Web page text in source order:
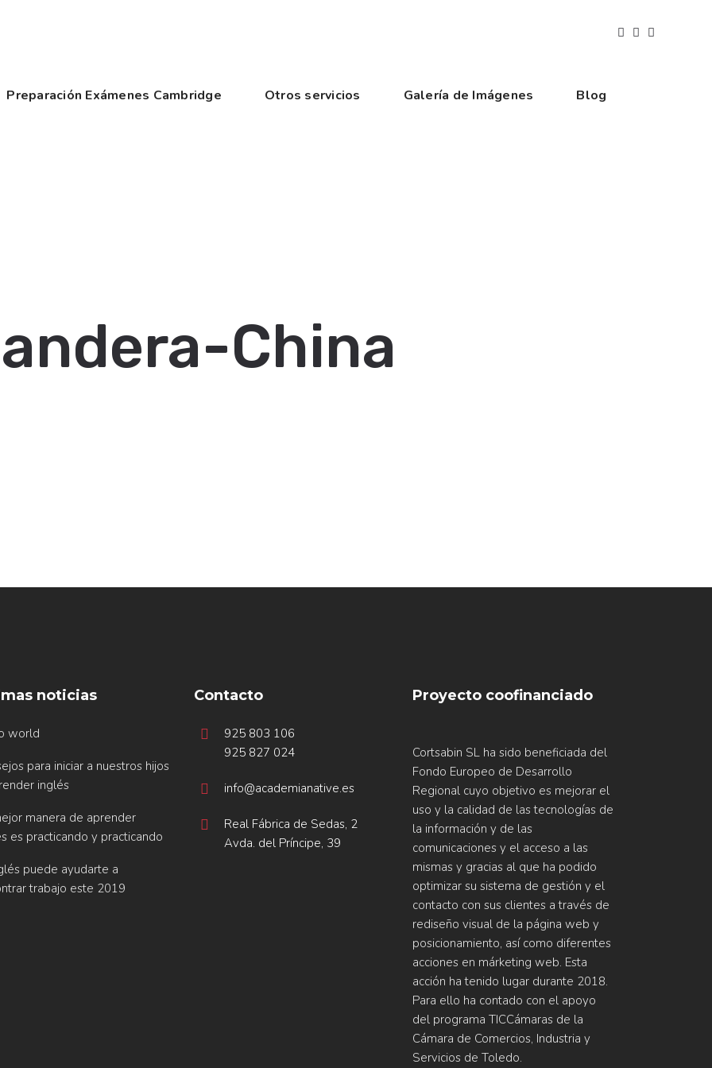
Preparación Exámenes Cambridge Otros servicios Galería de Imágenes Blog
China
noticias
world
para iniciar a nuestros hijos
inglés
manera de aprender
es practicando y practicando
puede ayudarte a
trabajo este 2019
Contacto
925 803 106
925 827 024
info@academianative.es
Real Fábrica de Sedas, 2
Avda. del Príncipe, 39
Proyecto coofinanciado
Cortsabin SL ha sido beneficiada del
Fondo Europeo de Desarrollo
Regional cuyo objetivo es mejorar el
uso y la calidad de las tecnologías de
la información y de las
comunicaciones y el acceso a las
mismas y gracias al que ha podido
optimizar su sistema de gestión y el
contacto con sus clientes a través de
rediseño visual de la página web y
posicionamiento, así como diferentes
acciones en márketing web. Esta
acción ha tenido lugar durante 2018.
Para ello ha contado con el apoyo
del programa TICCámaras de la
Cámara de Comercios, Industria y
Servicios de Toledo.